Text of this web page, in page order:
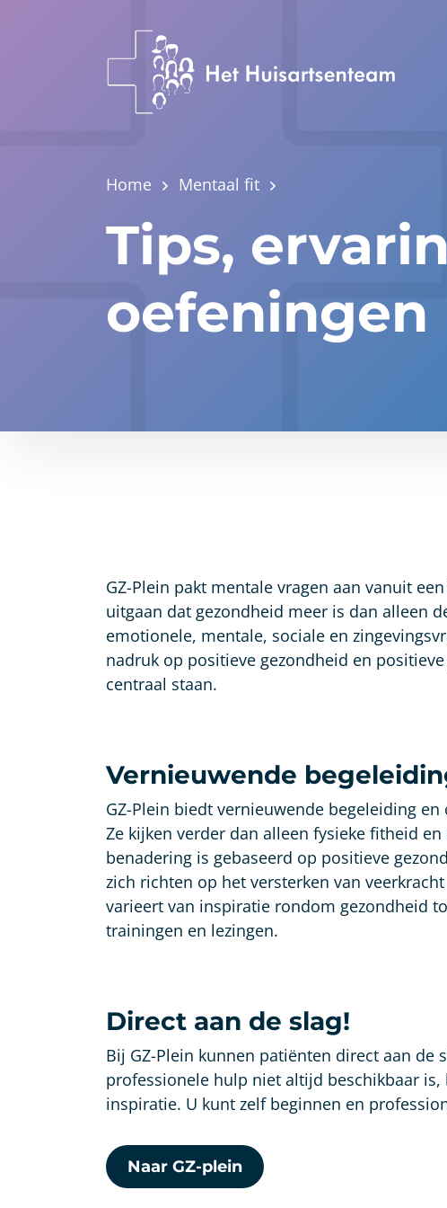
Home Mentaal fit
Tips,
oefeningen
GZ-Plein pakt mentale vragen aan vanuit
uitgaan dat gezondheid meer is dan alleen
emotionele, mentale, sociale en
nadruk op positieve gezondheid en
centraal staan.
Vernieuwende
GZ-Plein biedt vernieuwende begeleiding
Ze kijken verder dan alleen fysieke fitheid
benadering is gebaseerd op positieve
zich richten op het versterken van
varieert van inspiratie rondom gezondheid
trainingen en lezingen.
Direct aan de slag!
Bij GZ-Plein kunnen patiënten direct aan de
professionele hulp niet altijd beschikbaar
inspiratie. U kunt zelf beginnen en
Naar GZ-plein